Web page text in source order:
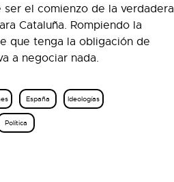
ser el comienzo de la verdadera
Cataluña. Rompiendo la
que tenga la obligación de
a negociar nada.
España Ideologías
Política